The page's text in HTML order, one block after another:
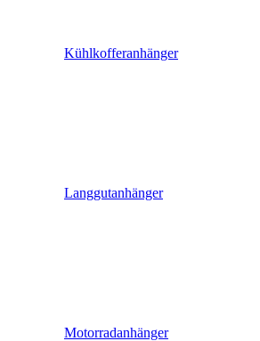
Kühlkofferanhänger
Langgutanhänger
Motorradanhänger